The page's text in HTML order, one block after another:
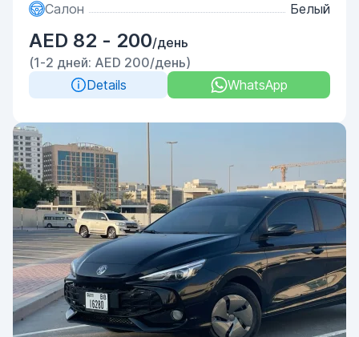
Салон
Белый
AED 82 - 200/день
(1-2 дней: AED 200/день)
Details
WhatsApp